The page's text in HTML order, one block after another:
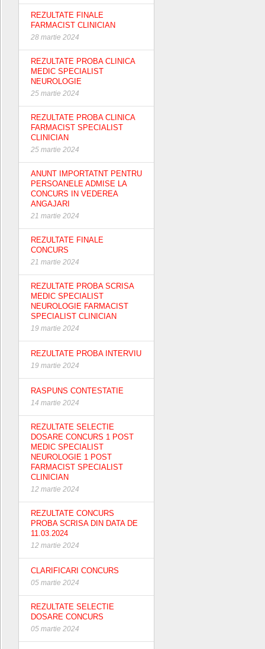
REZULTATE FINALE
FARMACIST CLINICIAN
28 martie 2024
REZULTATE PROBA CLINICA
MEDIC SPECIALIST
NEUROLOGIE
25 martie 2024
REZULTATE PROBA CLINICA
FARMACIST SPECIALIST
CLINICIAN
25 martie 2024
ANUNT IMPORTATNT PENTRU
PERSOANELE ADMISE LA
CONCURS IN VEDEREA
ANGAJARI
21 martie 2024
REZULTATE FINALE
CONCURS
21 martie 2024
REZULTATE PROBA SCRISA
MEDIC SPECIALIST
NEUROLOGIE FARMACIST
SPECIALIST CLINICIAN
19 martie 2024
REZULTATE PROBA INTERVIU
19 martie 2024
RASPUNS CONTESTATIE
14 martie 2024
REZULTATE SELECTIE
DOSARE CONCURS 1 POST
MEDIC SPECIALIST
NEUROLOGIE 1 POST
FARMACIST SPECIALIST
CLINICIAN
12 martie 2024
REZULTATE CONCURS
PROBA SCRISA DIN DATA DE
11.03.2024
12 martie 2024
CLARIFICARI CONCURS
05 martie 2024
REZULTATE SELECTIE
DOSARE CONCURS
05 martie 2024